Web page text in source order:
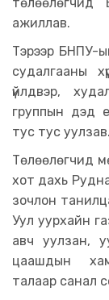
ажиллав.
Тэрээр БНПУ-
судалгааны
үйлдвэр,
группын дэд
тус тус уулзав.
Төлөөлөгчид
хот дахь
зочлон
Уул уурхайн
авч уулзан,
цаашдын
талаар санал